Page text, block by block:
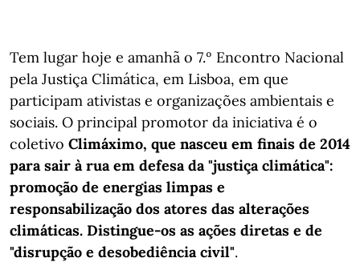
Tem lugar hoje e amanhã o 7.º Encontro Nacional
pela Justiça Climática, em Lisboa, em que
participam ativistas e organizações ambientais e
sociais. O principal promotor da iniciativa é o
coletivo Climáximo, que nasceu em finais de 2014
para sair à rua em defesa da "justiça climática":
promoção de energias limpas e
responsabilização dos atores das alterações
climáticas. Distingue-os as ações diretas e de
"disrupção e desobediência civil".